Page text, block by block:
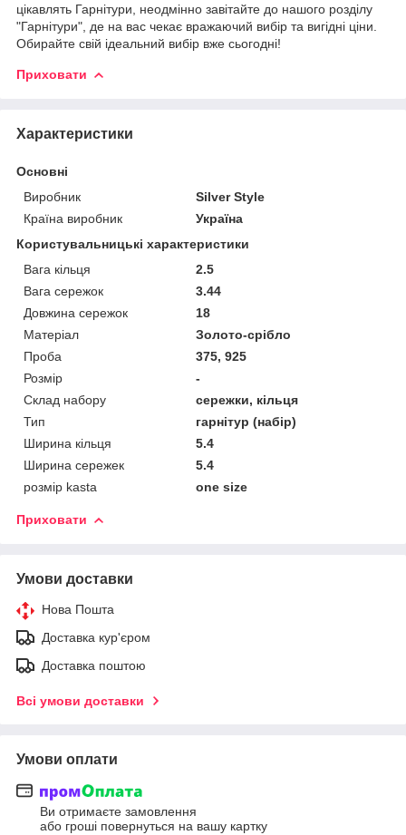
цікавлять Гарнітури, неодмінно завітайте до нашого розділу
"Гарнітури", де на вас чекає вражаючий вибір та вигідні ціни.
Обирайте свій ідеальний вибір вже сьогодні!
Приховати
Характеристики
Основні
Виробник
Silver Style
Країна виробник
Україна
Користувальницькі характеристики
Вага кільця
2.5
Вага сережок
3.44
Довжина сережок
18
Матеріал
Золото-срібло
Проба
375, 925
Розмір
-
Склад набору
сережки, кільця
Тип
гарнітур (набір)
Ширина кільця
5.4
Ширина сережек
5.4
розмір kasta
one size
Приховати
Умови доставки
Нова Пошта
Доставка кур'єром
Доставка поштою
Всі умови доставки
Умови оплати
Ви отримаєте замовлення
або гроші повернуться на вашу картку